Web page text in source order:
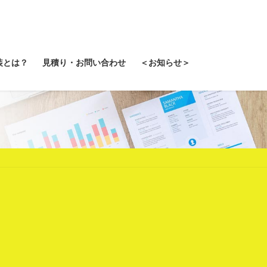
は？ 見積り・お問い合わせ ＜お知らせ＞